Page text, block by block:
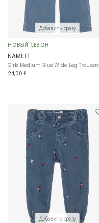
Добавить сразу
НОВЫЙ СЕЗОН
NAME IT
Girls Medium Blue Wide Leg Trousers
24,00 £
Добавить сразу